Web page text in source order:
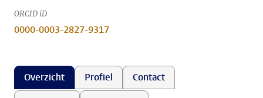
ORCID iD
0000-0003-2827-9317
Overzicht Profiel
Contact